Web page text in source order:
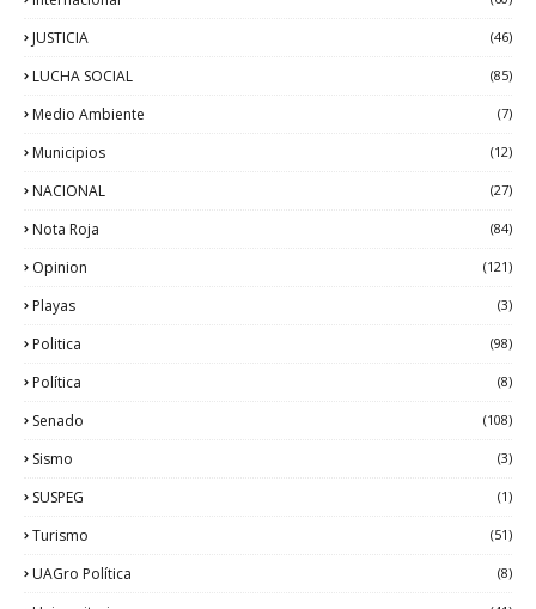
JUSTICIA (46)
LUCHA SOCIAL (85)
Medio Ambiente (7)
Municipios (12)
NACIONAL (27)
Nota Roja (84)
Opinion (121)
Playas (3)
Politica (98)
Política (8)
Senado (108)
Sismo (3)
SUSPEG (1)
Turismo (51)
UAGro Política (8)